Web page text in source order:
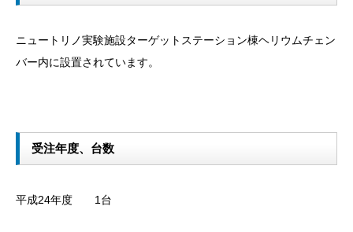
ニュートリノ実験施設ターゲットステーション棟ヘリウムチェン
バー内に設置されています。
受注年度、台数
平成24年度 1台